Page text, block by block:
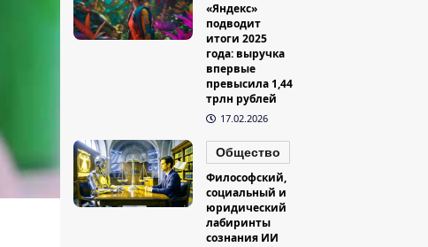
«Яндекс»
подводит
итоги 2025
года: выручка
впервые
превысила 1,44
трлн рублей
17.02.2026
Общество
Философский,
социальный и
юридический
лабиринты
сознания ИИ